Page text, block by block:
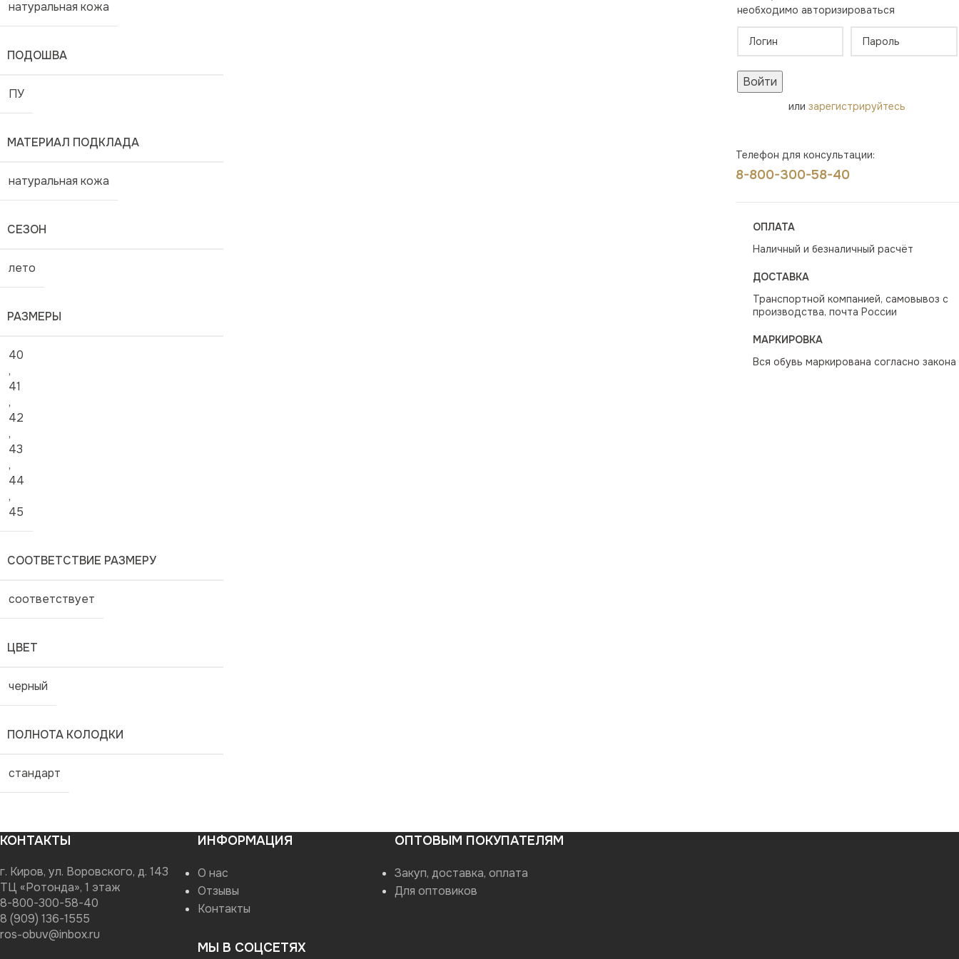
натуральная кожа
ПОДОШВА
ПУ
МАТЕРИАЛ ПОДКЛАДА
натуральная кожа
СЕЗОН
лето
РАЗМЕРЫ
40
,
41
,
42
,
43
,
44
,
45
СООТВЕТСТВИЕ РАЗМЕРУ
соответствует
ЦВЕТ
черный
ПОЛНОТА КОЛОДКИ
стандарт
необходимо авторизироваться
Войти
илизарегистрируйтесь
Телефон для консультации:
8-800-300-58-40
ОПЛАТА
Наличный и безналичный расчёт
ДОСТАВКА
Транспортной компанией, самовывоз с
производства, почта России
МАРКИРОВКА
Вся обувь маркирована согласно закона
КОНТАКТЫ
г. Киров, ул. Воровского, д. 143
ТЦ «Ротонда», 1 этаж
8-800-300-58-40
8 (909) 136-1555
ros-obuv@inbox.ru
ИНФОРМАЦИЯ
О нас
Отзывы
Контакты
МЫ В СОЦСЕТЯХ
ОПТОВЫМ ПОКУПАТЕЛЯМ
Закуп, доставка, оплата
Для оптовиков